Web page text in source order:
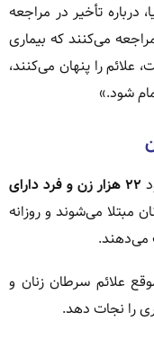
تأخیر در مراجعه
می‌کنند که بیماری
را پنهان می‌کنند،
شود.»
۲۲ هزار زن و فرد دارای
مبتلا می‌شوند و روزانه
می‌دهند.
علائم سرطان زنان و
را نجات دهد.